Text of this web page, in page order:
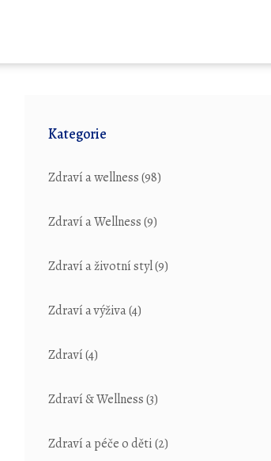
Kategorie
Zdraví a wellness(98)
Zdraví a Wellness(9)
Zdraví a životní styl(9)
Zdraví a výživa(4)
Zdraví(4)
Zdraví & Wellness(3)
Zdraví a péče o děti(2)